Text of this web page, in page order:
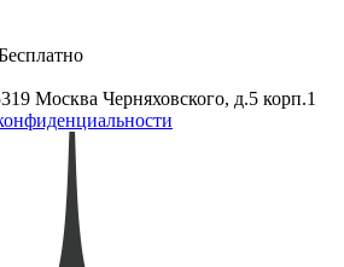
Москва Черняховского, д.5 корп.1